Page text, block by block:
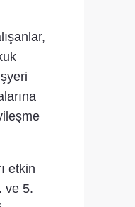
etkin
ve 5.